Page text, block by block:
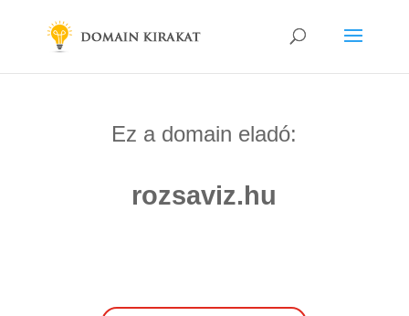
Ez a domain eladó:
rozsaviz.hu